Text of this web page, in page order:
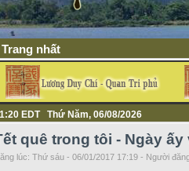
Trang nhất
EDT Thứ Năm, 06/08/2026
quê trong tôi - Ngày
lúc: Thứ sáu - 06/01/2017 17:19 - Người